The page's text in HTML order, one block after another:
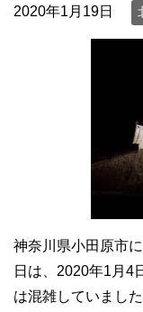
2020年1月19日
神奈川県小田原市
日は、2020年1月4
は混雑していまし